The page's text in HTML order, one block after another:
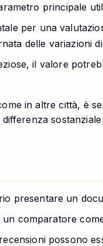
principale
per una
delle variazioni
il valore
in altre città, è
sostanziale
presentare un
un comparatore
possono